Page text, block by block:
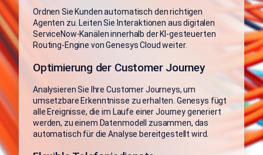
Ordnen Sie Kunden automatisch den richtigen
Agenten zu. Leiten Sie Interaktionen aus digitalen
ServiceNow-Kanälen innerhalb der KI-gesteuerten
Routing-Engine von Genesys Cloud weiter.
Optimierung der Customer Journey
Analysieren Sie Ihre Customer Journeys, um
umsetzbare Erkenntnisse zu erhalten. Genesys fügt
alle Ereignisse, die im Laufe einer Journey generiert
werden, zu einem Datenmodell zusammen, das
automatisch für die Analyse bereitgestellt wird.